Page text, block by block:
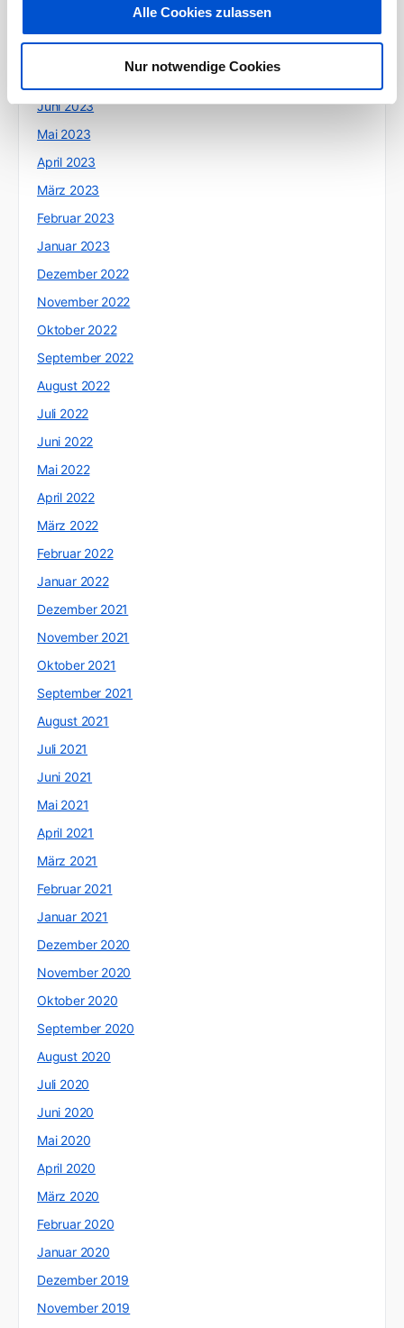
Alle Cookies zulassen
Nur notwendige Cookies
Juni 2023
Mai 2023
April 2023
März 2023
Februar 2023
Januar 2023
Dezember 2022
November 2022
Oktober 2022
September 2022
August 2022
Juli 2022
Juni 2022
Mai 2022
April 2022
März 2022
Februar 2022
Januar 2022
Dezember 2021
November 2021
Oktober 2021
September 2021
August 2021
Juli 2021
Juni 2021
Mai 2021
April 2021
März 2021
Februar 2021
Januar 2021
Dezember 2020
November 2020
Oktober 2020
September 2020
August 2020
Juli 2020
Juni 2020
Mai 2020
April 2020
März 2020
Februar 2020
Januar 2020
Dezember 2019
November 2019